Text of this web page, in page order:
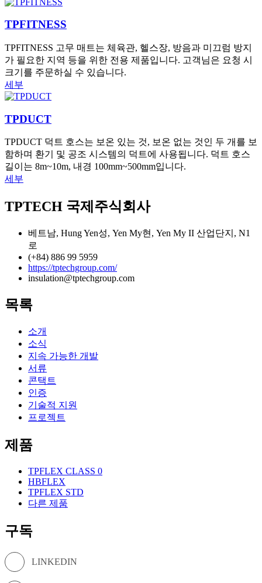
TPFITNESS
TPFITNESS 고무 매트는 체육관, 헬스장, 방음과 미끄럼 방지
가 필요한 지역 등을 위한 전용 제품입니다. 고객님은 요청 시
크기를 주문하실 수 있습니다.
세부
TPDUCT
TPDUCT 덕트 호스는 보온 있는 것, 보온 없는 것인 두 개를 보
함하며 환기 및 공조 시스템의 덕트에 사용됩니다. 덕트 호스
길이는 8m~10m, 내경 100mm~500mm입니다.
세부
TPTECH 국제주식회사
베트남, Hung Yen성, Yen My현, Yen My II 산업단지, N1
로
(+84) 886 99 5959
https://tptechgroup.com/
insulation@tptechgroup.com
목록
소개
소식
지속 가능한 개발
서류
콘택트
인증
기술적 지원
프로젝트
제품
TPFLEX CLASS 0
HBFLEX
TPFLEX STD
다른 제품
구독
LINKEDIN